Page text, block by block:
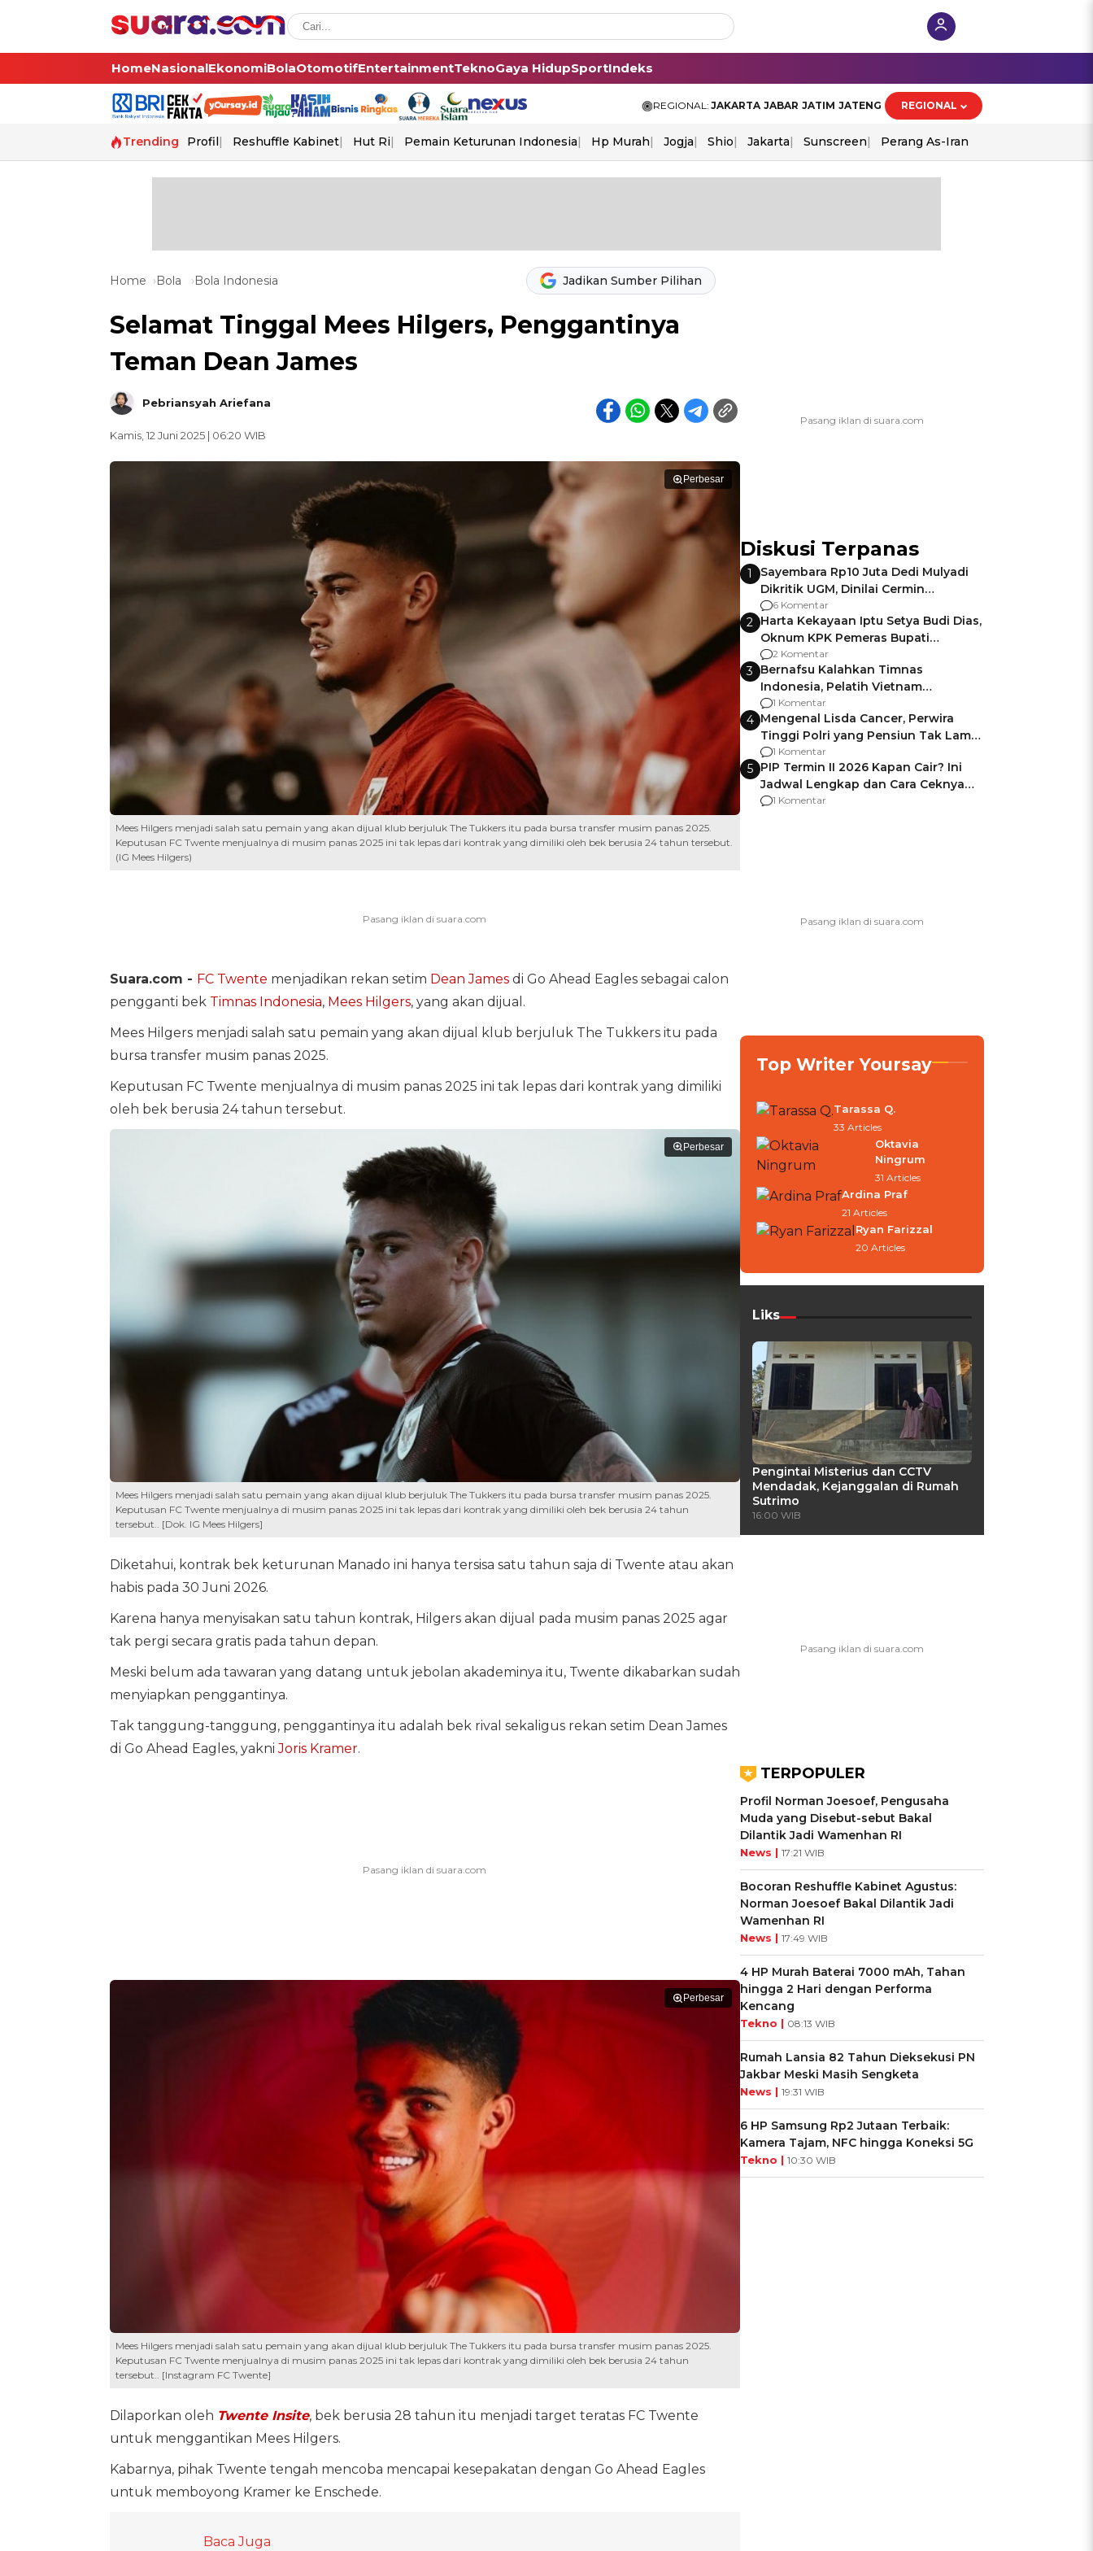
HomeNasionalEkonomiBolaOtomotifEntertainmentTeknoGaya HidupSportIndeks
REGIONAL: JAKARTA JABAR JATIM JATENG REGIONAL
Trending Profil Reshuffle Kabinet Hut Ri Pemain Keturunan Indonesia Hp Murah Jogja Shio Jakarta Sunscreen Perang As-Iran
Home Bola Bola Indonesia Jadikan Sumber Pilihan
Selamat Tinggal Mees Hilgers, Penggantinya
Teman Dean James
Pebriansyah Ariefana
Kamis, 12 Juni 2025 | 06:20 WIB
Perbesar
Mees Hilgers menjadi salah satu pemain yang akan dijual klub berjuluk The Tukkers itu pada bursa transfer musim panas 2025.
Keputusan FC Twente menjualnya di musim panas 2025 ini tak lepas dari kontrak yang dimiliki oleh bek berusia 24 tahun tersebut.
(IG Mees Hilgers)
Suara.com - FC Twente menjadikan rekan setim Dean Jamesdi Go Ahead Eagles sebagai calon
pengganti bek Timnas Indonesia, Mees Hilgers, yang akan dijual.
Mees Hilgers menjadi salah satu pemain yang akan dijual klub berjuluk The Tukkers itu pada
bursa transfer musim panas 2025.
Keputusan FC Twente menjualnya di musim panas 2025 ini tak lepas dari kontrak yang dimiliki
oleh bek berusia 24 tahun tersebut.
Perbesar
Mees Hilgers menjadi salah satu pemain yang akan dijual klub berjuluk The Tukkers itu pada bursa transfer musim panas 2025.
Keputusan FC Twente menjualnya di musim panas 2025 ini tak lepas dari kontrak yang dimiliki oleh bek berusia 24 tahun
tersebut.. [Dok. IG Mees Hilgers]
Diketahui, kontrak bek keturunan Manado ini hanya tersisa satu tahun saja di Twente atau akan
habis pada 30 Juni 2026.
Karena hanya menyisakan satu tahun kontrak, Hilgers akan dijual pada musim panas 2025 agar
tak pergi secara gratis pada tahun depan.
Meski belum ada tawaran yang datang untuk jebolan akademinya itu, Twente dikabarkan sudah
menyiapkan penggantinya.
Tak tanggung-tanggung, penggantinya itu adalah bek rival sekaligus rekan setim Dean James
di Go Ahead Eagles, yakniJoris Kramer.
Perbesar
Mees Hilgers menjadi salah satu pemain yang akan dijual klub berjuluk The Tukkers itu pada bursa transfer musim panas 2025.
Keputusan FC Twente menjualnya di musim panas 2025 ini tak lepas dari kontrak yang dimiliki oleh bek berusia 24 tahun
tersebut.. [Instagram FC Twente]
Dilaporkan oleh Twente Insite, bek berusia 28 tahun itu menjadi target teratas FC Twente
untuk menggantikan Mees Hilgers.
Kabarnya, pihak Twente tengah mencoba mencapai kesepakatan dengan Go Ahead Eagles
untuk memboyong Kramer ke Enschede.
Baca Juga
Diskusi Terpanas
1
Sayembara Rp10 Juta Dedi Mulyadi
Dikritik UGM, Dinilai Cermin
Gagalnya Negara Jamin Keamanan
6 Komentar
2 Harta Kekayaan Iptu Setya Budi Dias,
Oknum KPK Pemeras Bupati
Pemalang
2 Komentar
3 Bernafsu Kalahkan Timnas
Indonesia, Pelatih Vietnam
Berencana Pakai Jimat di Pakansari
1 Komentar
4 Mengenal Lisda Cancer, Perwira
Tinggi Polri yang Pensiun Tak Lama
Usai Jadi Brigjen
1 Komentar
5 PIP Termin II 2026 Kapan Cair? Ini
Jadwal Lengkap dan Cara Ceknya
agar Dana Tidak Hangus!
1 Komentar
Top Writer Yoursay
Tarassa Q.
33 Articles
Oktavia
Ningrum
31 Articles
Ardina Praf
21 Articles
Ryan Farizzal
20 Articles
Liks
Pengintai Misterius dan CCTV
Mendadak, Kejanggalan di Rumah
Sutrimo
16:00 WIB
TERPOPULER
Profil Norman Joesoef, Pengusaha
Muda yang Disebut-sebut Bakal
Dilantik Jadi Wamenhan RI
News | 17:21 WIB
Bocoran Reshuffle Kabinet Agustus:
Norman Joesoef Bakal Dilantik Jadi
Wamenhan RI
News | 17:49 WIB
4 HP Murah Baterai 7000 mAh, Tahan
hingga 2 Hari dengan Performa
Kencang
Tekno | 08:13 WIB
Rumah Lansia 82 Tahun Dieksekusi PN
Jakbar Meski Masih Sengketa
News | 19:31 WIB
6 HP Samsung Rp2 Jutaan Terbaik:
Kamera Tajam, NFC hingga Koneksi 5G
Tekno | 10:30 WIB